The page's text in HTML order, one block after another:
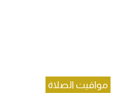
مواقيت الصلاة